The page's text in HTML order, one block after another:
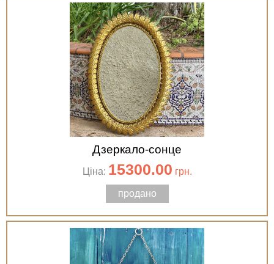
Дзеркало-сонце
Ціна: 15300.00 грн.
продано